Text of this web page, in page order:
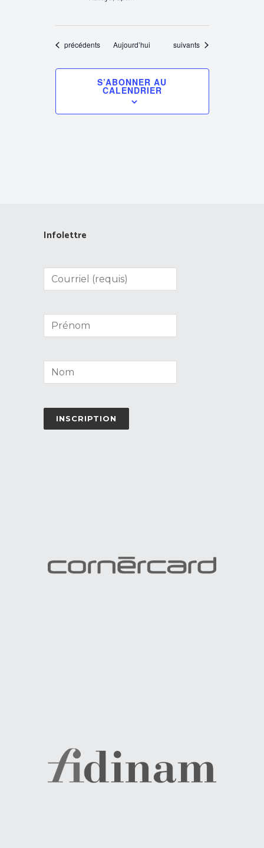
Évènements
précédents Aujourd’hui Évènements
suivants
S’ABONNER AU
CALENDRIER
Infolettre